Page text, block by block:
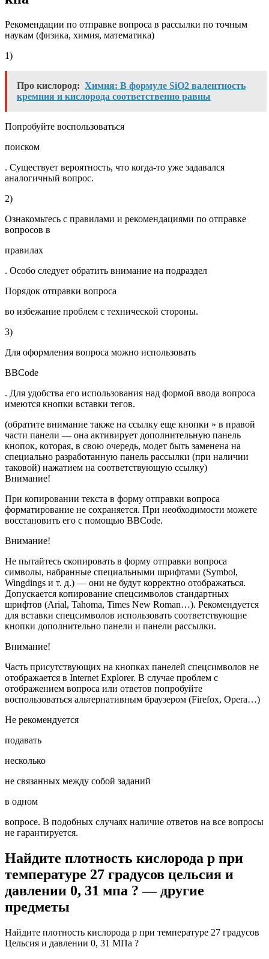
Рекомендации по отправке вопроса в рассылки по точным
наукам (физика, химия, математика)
1)
Про кислород: Химия: В формуле SiO2 валентность
кремния и кислорода соответственно равны
Попробуйте воспользоваться
поиском
. Существует вероятность, что когда-то уже задавался
аналогичный вопрос.
2)
Ознакомьтесь с правилами и рекомендациями по отправке
вопросов в
правилах
. Особо следует обратить внимание на подраздел
Порядок отправки вопроса
во избежание проблем с технической стороны.
3)
Для оформления вопроса можно использовать
BBCode
. Для удобства его использования над формой ввода вопроса
имеются кнопки вставки тегов.
(обратите внимание также на ссылку еще кнопки » в правой
части панели — она активирует дополнительную панель
кнопок, которая, в свою очередь, модет быть заменена на
специально разработанную панель рассылки (при наличии
таковой) нажатием на соответствующую ссылку)
Внимание!
При копировании текста в форму отправки вопроса
форматирование не сохраняется. При необходимости можете
восстановить его с помощью BBCode.
Внимание!
Не пытайтесь скопировать в форму отправки вопроса
символы, набранные специальными шрифтами (Symbol,
Wingdings и т. д.) — они не будут корректно отображаться.
Допускается копирование спецсимволов стандартных
шрифтов (Arial, Tahoma, Times New Roman…). Рекомендуется
для вставки спецсимволов использовать соответствующие
кнопки дополнительно панели и панели рассылки.
Внимание!
Часть присутствующих на кнопках панелей спецсимволов не
отображается в Internet Explorer. В случае проблем с
отображением вопроса или ответов попробуйте
воспользоваться альтернативным браузером (Firefox, Opera…)
Не рекомендуется
подавать
несколько
не связанных между собой заданий
в одном
вопросе. В подобных случаях наличие ответов на все вопросы
не гарантируется.
Найдите плотность кислорода p при
температуре 27 градусов цельсия и
давлении 0, 31 мпа ? — другие
предметы
Найдите плотность кислорода p при температуре 27 градусов
Цельсия и давлении 0, 31 МПа ?